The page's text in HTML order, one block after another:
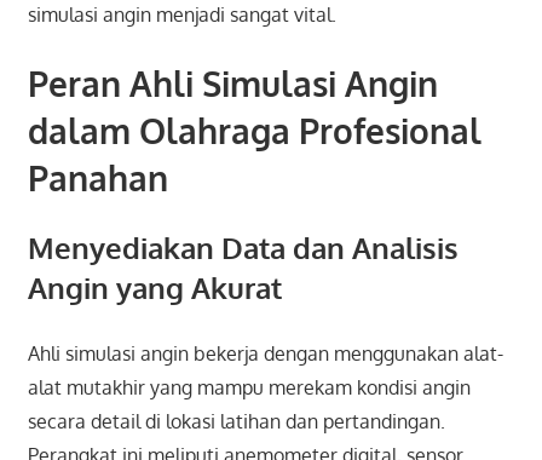
simulasi angin menjadi sangat vital.
Peran Ahli Simulasi Angin
dalam Olahraga Profesional
Panahan
Menyediakan Data dan Analisis
Angin yang Akurat
Ahli simulasi angin bekerja dengan menggunakan alat-
alat mutakhir yang mampu merekam kondisi angin
secara detail di lokasi latihan dan pertandingan.
Perangkat ini meliputi anemometer digital, sensor